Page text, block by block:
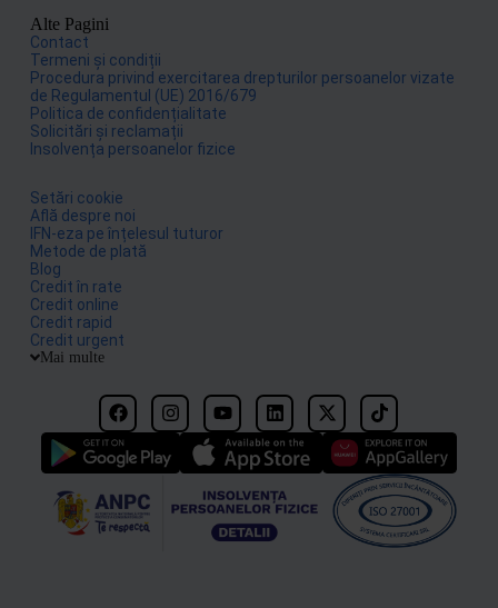
Alte Pagini
Contact
Termeni și condiții
Procedura privind exercitarea drepturilor persoanelor vizate
de Regulamentul (UE) 2016/679
Politica de confidențialitate
Solicitări și reclamații
Insolvența persoanelor fizice
Setări cookie
Află despre noi
IFN-eza pe înțelesul tuturor
Metode de plată
Blog
Credit în rate
Credit online
Credit rapid
Credit urgent
Mai multe